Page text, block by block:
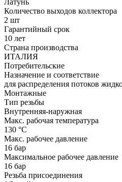
Количество выходов коллектора
2 шт
Гарантийный срок
10 лет
Страна производства
ИТАЛИЯ
Потребительские
Назначение и соответствие
для распределения потоков
Монтажные
Тип резьбы
Внутренняя-наружная
Макс. рабочая температура
130 °С
Макс. рабочее давление
16 бар
Максимальное рабочее давление
16 бар
Резьба присоединения